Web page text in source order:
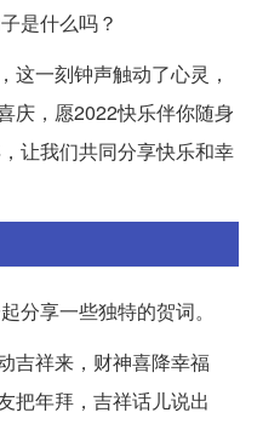
是什么吗？
这一刻钟声触动了心灵，
庆，愿2022快乐伴你随身
让我们共同分享快乐和幸
分享一些独特的贺词。
吉祥来，财神喜降幸福
把年拜，吉祥话儿说出